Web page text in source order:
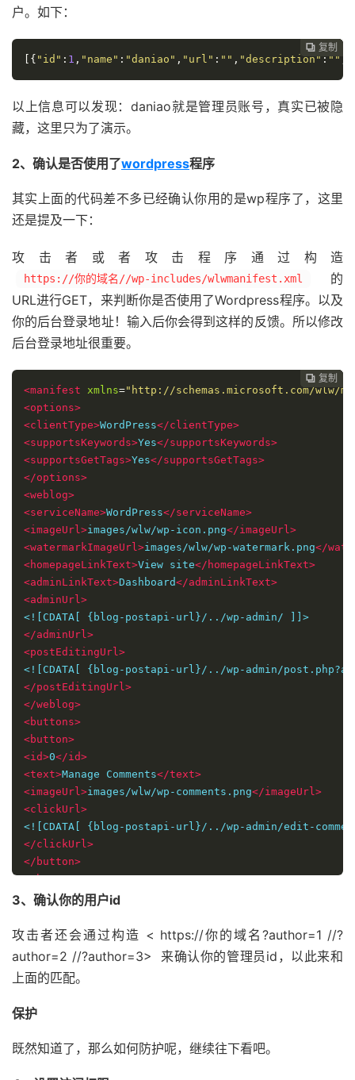
户。如下：
 复制
 复制
 复制
 复制
 复制
 复制
 复制
 复制
[{ "id" : 1 , "name" : "daniao" , "url" : "" , "description" : ""
以上信息可以发现：daniao就是管理员账号，真实已被隐
藏，这里只为了演示。
2、确认是否使用了wordpress程序
其实上面的代码差不多已经确认你用的是wp程序了，这里
还是提及一下：
攻击者或者攻击程序通过构造
https://你的域名//wp-includes/wlwmanifest.xml
的
URL进行GET，来判断你是否使用了Wordpress程序。以及
你的后台登录地址！输入后你会得到这样的反馈。所以修改
后台登录地址很重要。
 复制
 复制
 复制
 复制
 复制
 复制
 复制
<manifest xmlns="http://schemas.microsoft.com/wlw/
<options>
<clientType>WordPress</clientType>
<supportsKeywords>Yes</supportsKeywords>
<supportsGetTags>Yes</supportsGetTags>
</options>
<weblog>
<serviceName>WordPress</serviceName>
<imageUrl>images/wlw/wp-icon.png</imageUrl>
<watermarkImageUrl>images/wlw/wp-watermark.png</
<homepageLinkText>View site</homepageLinkText>
<adminLinkText>Dashboard</adminLinkText>
<adminUrl>
</adminUrl>
<postEditingUrl>
</postEditingUrl>
</weblog>
<buttons>
<button>
<id>0</id>
<text>Manage Comments</text>
<imageUrl>images/wlw/wp-comments.png</imageUrl>
<clickUrl>
</clickUrl>
</button>
</buttons>
</manifest>
3、确认你的用户id
攻击者还会通过构造 < https://你的域名?author=1 //?
author=2 //?author=3> 来确认你的管理员id，以此来和
上面的匹配。
保护
既然知道了，那么如何防护呢，继续往下看吧。